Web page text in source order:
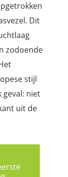
Dit
zodoende
stijl
geval: niet
uit de